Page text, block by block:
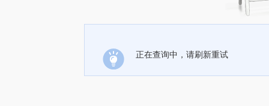
正在查询中，请刷新重试